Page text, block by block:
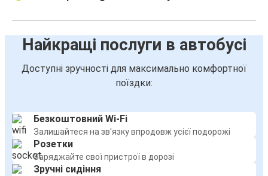
Найкращі послуги в автобусі
Доступні зручності для максимально комфортної
поїздки:
Безкоштовний Wi-Fi
Залишайтеся на зв'язку впродовж усієї подорожі
Розетки
Заряджайте свої пристрої в дорозі
Зручні сидіння